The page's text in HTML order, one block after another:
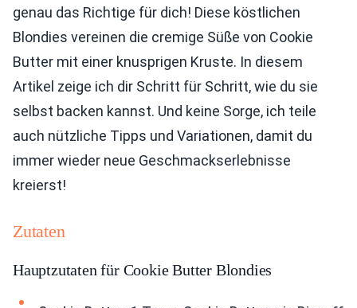
genau das Richtige für dich! Diese köstlichen
Blondies vereinen die cremige Süße von Cookie
Butter mit einer knusprigen Kruste. In diesem
Artikel zeige ich dir Schritt für Schritt, wie du sie
selbst backen kannst. Und keine Sorge, ich teile
auch nützliche Tipps und Variationen, damit du
immer wieder neue Geschmackserlebnisse
kreierst!
Zutaten
Hauptzutaten für Cookie Butter Blondies